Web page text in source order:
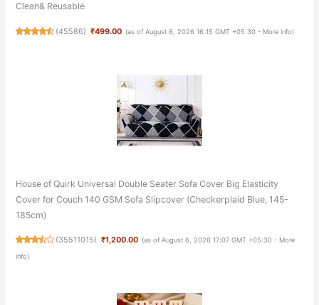
Clean& Reusable
(45586) ₹499.00 (as of August 6, 2026 16:15 GMT +05:30 - More info)
House of Quirk Universal Double Seater Sofa Cover Big Elasticity
Cover for Couch 140 GSM Sofa Slipcover (Checkerplaid Blue, 145-
185cm)
(35511015) ₹1,200.00 (as of August 6, 2026 17:07 GMT +05:30 - More
info)